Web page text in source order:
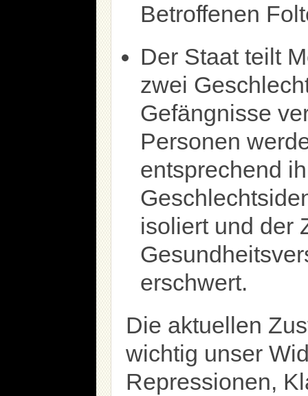
Betroffenen
Der Staat teilt
zwei
Gefängnisse
Personen
entsprechend
isoliert und der
erschwert.
Die aktuellen
wichtig unser
Repressionen,